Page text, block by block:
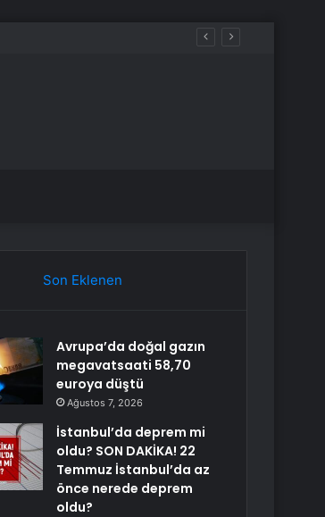
Son Eklenen
Avrupa’da doğal gazın
megavatsaati 58,70
euroya düştü
Ağustos 7, 2026
İstanbul’da deprem mi
oldu? SON DAKİKA! 22
Temmuz İstanbul’da az
önce nerede deprem
oldu?